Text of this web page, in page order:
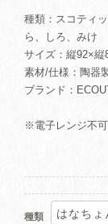
種類：スコティ
ら、しろ、みけ
サイズ：縦92×縦
素材/仕様：陶器
ブランド：
※電子レンジ不
種類